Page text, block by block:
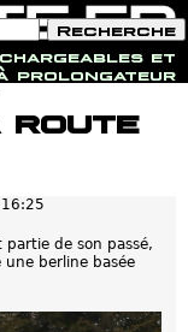
et
prolongateur
route
de son passé,
une berline basée